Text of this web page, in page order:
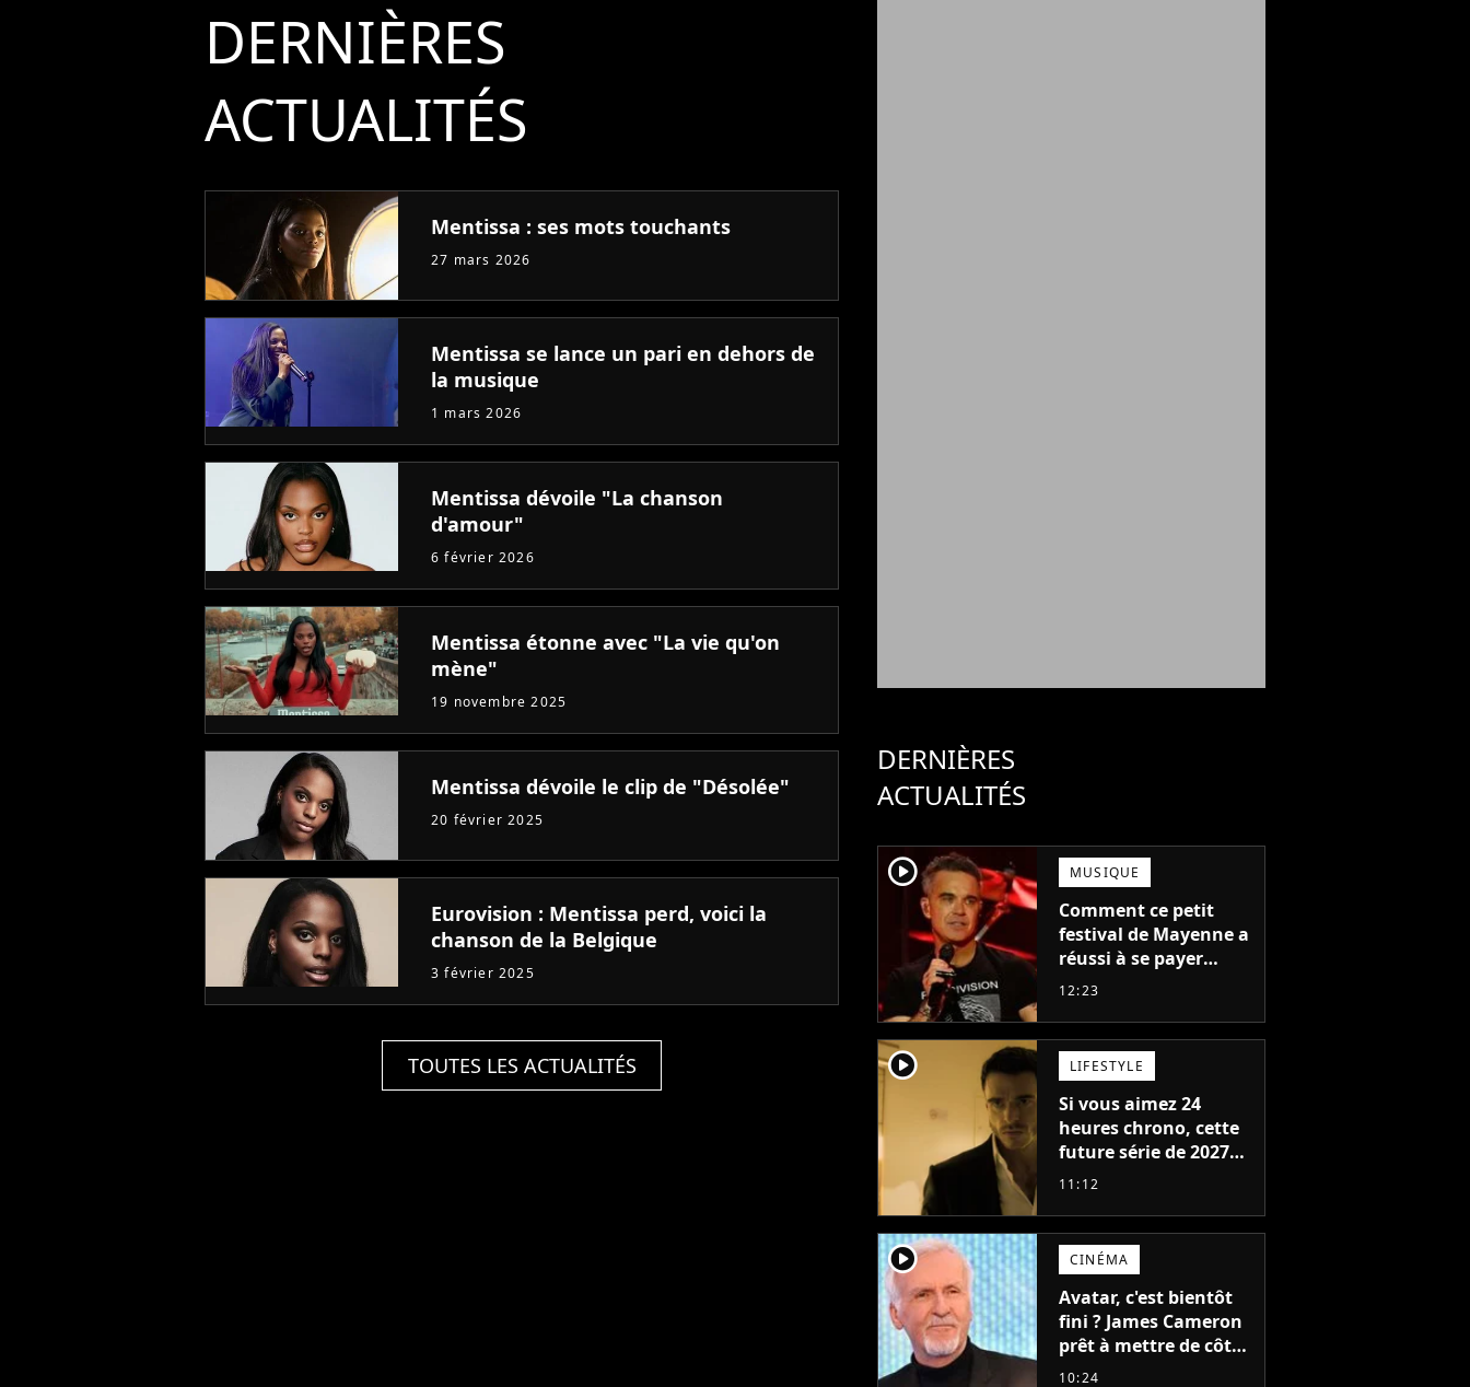
DERNIÈRES
ACTUALITÉS
Mentissa : ses mots touchants
27 mars 2026
Mentissa se lance un pari en dehors de
la musique
1 mars 2026
Mentissa dévoile "La chanson
d'amour"
6 février 2026
Mentissa étonne avec "La vie qu'on
mène"
19 novembre 2025
Mentissa dévoile le clip de "Désolée"
20 février 2025
Eurovision : Mentissa perd, voici la
chanson de la Belgique
3 février 2025
TOUTES LES ACTUALITÉS
DERNIÈRES
ACTUALITÉS
player2 MUSIQUE
Comment ce petit
festival de Mayenne a
réussi à se payer
Robbie Williams, Jul et
12:23
player2 LIFESTYLE
Si vous aimez 24
heures chrono, cette
future série de 2027
va devenir votre
11:12
player2 CINÉMA
Avatar, c'est bientôt
fini ? James Cameron
prêt à mettre de côté
sa saga de science-
10:24